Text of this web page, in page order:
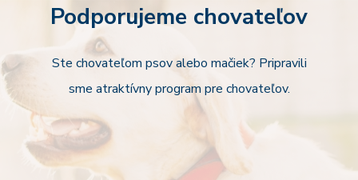
Podporujeme chovateľov
Ste chovateľom psov alebo mačiek? Pripravili
sme atraktívny program pre chovateľov.